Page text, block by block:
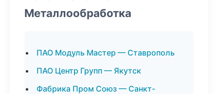
Металлообработка
ПАО Модуль Мастер — Ставрополь
ПАО Центр Групп — Якутск
Фабрика Пром Союз — Санкт-